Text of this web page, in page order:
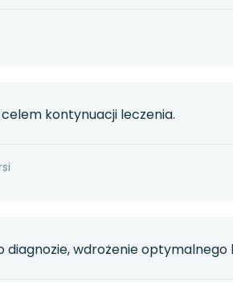
kontynuacji leczenia.
diagnozie, wdrożenie